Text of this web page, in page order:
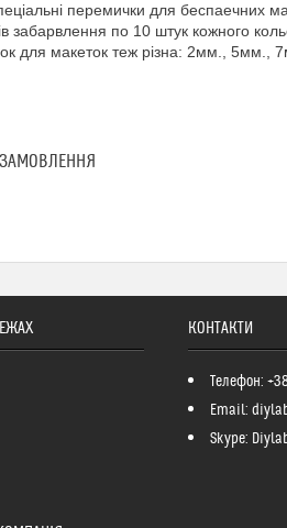
перемички для беспаечних
забарвлення по 10 штук кожного
для макеток теж різна: 2мм.,
КОНТАКТИ
Телефон:
Email:
Skype: